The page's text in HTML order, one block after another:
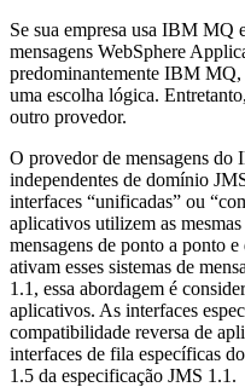
Se sua empresa usa IBM MQ
mensagens WebSphere
predominantemente IBM MQ
uma escolha lógica.
outro provedor.
O provedor de mensagens do
independentes de domínio
interfaces
unificadas ou
aplicativos utilizem as
mensagens de ponto a ponto
ativam esses sistemas de
1.1, essa abordagem é
aplicativos. As interfaces
compatibilidade reversa de
interfaces de fila específicas
1.5 da especificação JMS 1.1.